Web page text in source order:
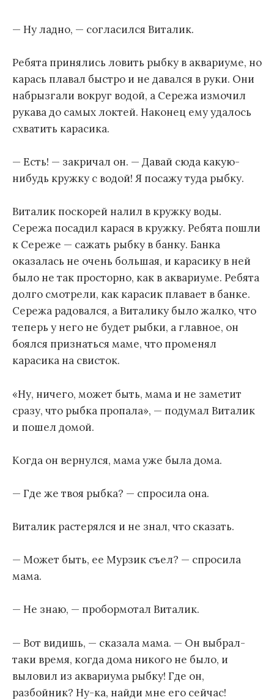
— Ну ладно, — согласился Виталик.
Ребята принялись ловить рыбку в аквариуме, но
карась плавал быстро и не давался в руки. Они
набрызгали вокруг водой, а Сережа измочил
рукава до самых локтей. Наконец ему удалось
схватить карасика.
— Есть! — закричал он. — Давай сюда какую-
нибудь кружку с водой! Я посажу туда рыбку.
Виталик поскорей налил в кружку воды.
Сережа посадил карася в кружку. Ребята пошли
к Сереже — сажать рыбку в банку. Банка
оказалась не очень большая, и карасику в ней
было не так просторно, как в аквариуме. Ребята
долго смотрели, как карасик плавает в банке.
Сережа радовался, а Виталику было жалко, что
теперь у него не будет рыбки, а главное, он
боялся признаться маме, что променял
карасика на свисток.
«Ну, ничего, может быть, мама и не заметит
сразу, что рыбка пропала», — подумал Виталик
и пошел домой.
Когда он вернулся, мама уже была дома.
— Где же твоя рыбка? — спросила она.
Виталик растерялся и не знал, что сказать.
— Может быть, ее Мурзик съел? — спросила
мама.
— Не знаю, — пробормотал Виталик.
— Вот видишь, — сказала мама. — Он выбрал-
таки время, когда дома никого не было, и
выловил из аквариума рыбку! Где он,
разбойник? Ну-ка, найди мне его сейчас!